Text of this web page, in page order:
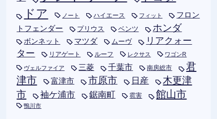
ドア
ノート ハイエース フィット
フロン
トフェンダー
プリウス ベンツ ホンダ
ボンネット マツダ ムーヴ
リアクォー
ター
リアゲート ルーフ レクサス ワゴンR
ヴェルファイア 三菱 千葉市 南房総市
君
津市
富津市 市原市 日産
木更津
市
袖ケ浦市 鋸南町 雹害 館山市
鴨川市